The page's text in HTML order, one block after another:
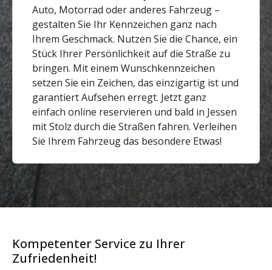
Auto, Motorrad oder anderes Fahrzeug –
gestalten Sie Ihr Kennzeichen ganz nach
Ihrem Geschmack. Nutzen Sie die Chance, ein
Stück Ihrer Persönlichkeit auf die Straße zu
bringen. Mit einem Wunschkennzeichen
setzen Sie ein Zeichen, das einzigartig ist und
garantiert Aufsehen erregt. Jetzt ganz
einfach online reservieren und bald in Jessen
mit Stolz durch die Straßen fahren. Verleihen
Sie Ihrem Fahrzeug das besondere Etwas!
Kompetenter Service zu Ihrer
Zufriedenheit!